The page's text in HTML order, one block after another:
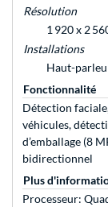
Résolution
1 920 x 2
Installations
Haut-
Fonctionnalité
Détection
véhicules,
d’emballage (8
bidirectionnel
Plus
Processeur: